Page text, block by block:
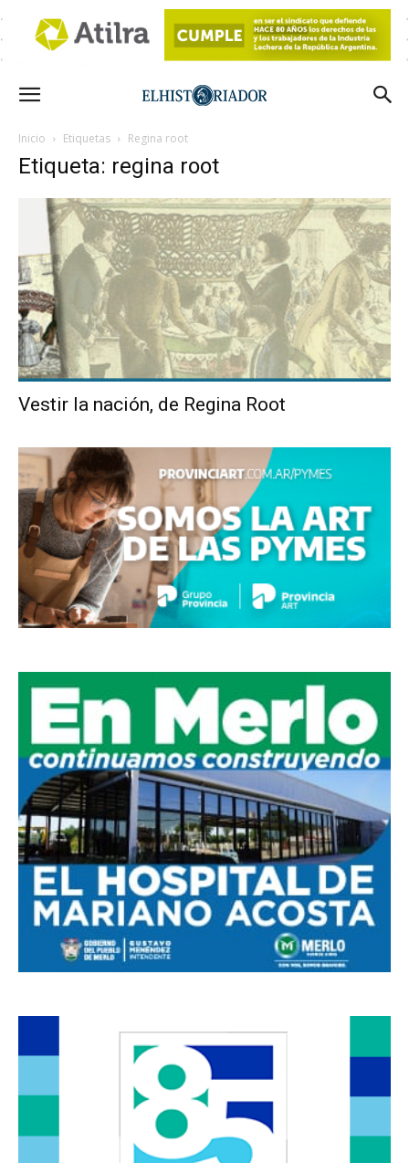
Inicio Etiquetas Regina root
Etiqueta: regina root
Vestir la nación, de Regina Root